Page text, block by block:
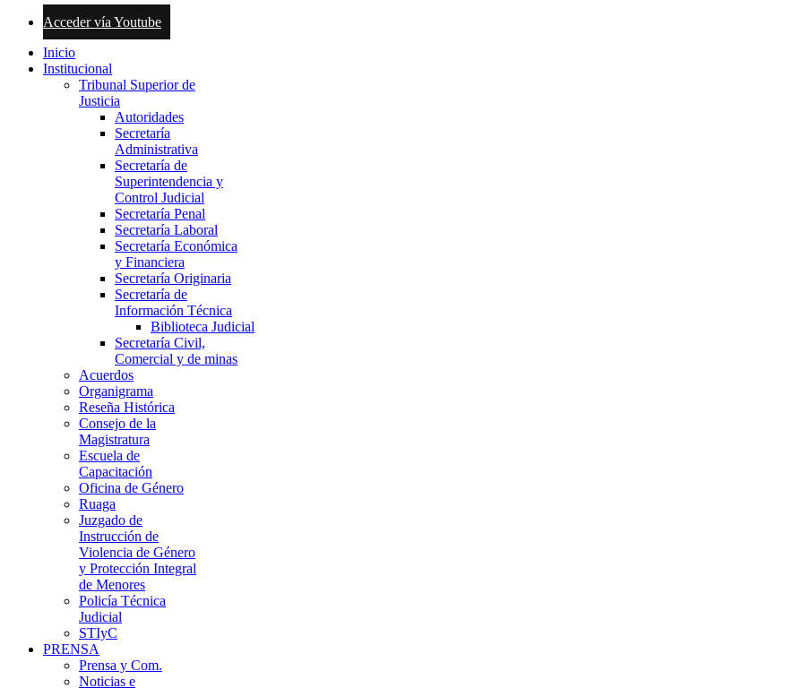
Acceder vía Youtube
Inicio
Institucional
Tribunal Superior de
Justicia
Autoridades
Secretaría
Administrativa
Secretaría de
Superintendencia y
Control Judicial
Secretaría Penal
Secretaría Laboral
Secretaría Económica
y Financiera
Secretaría Originaria
Secretaría de
Información Técnica
Biblioteca Judicial
Secretaría Civil,
Comercial y de minas
Acuerdos
Organigrama
Reseña Histórica
Consejo de la
Magistratura
Escuela de
Capacitación
Oficina de Género
Ruaga
Juzgado de
Instrucción de
Violencia de Género
y Protección Integral
de Menores
Policía Técnica
Judicial
STIyC
PRENSA
Prensa y Com.
Noticias e